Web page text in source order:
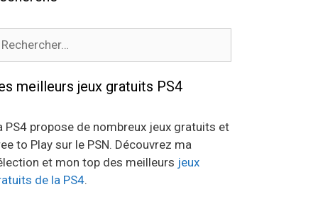
meilleurs jeux gratuits PS4
PS4 propose de nombreux jeux gratuits et
to Play sur le PSN. Découvrez ma
et mon top des meilleurs jeux
de la PS4.